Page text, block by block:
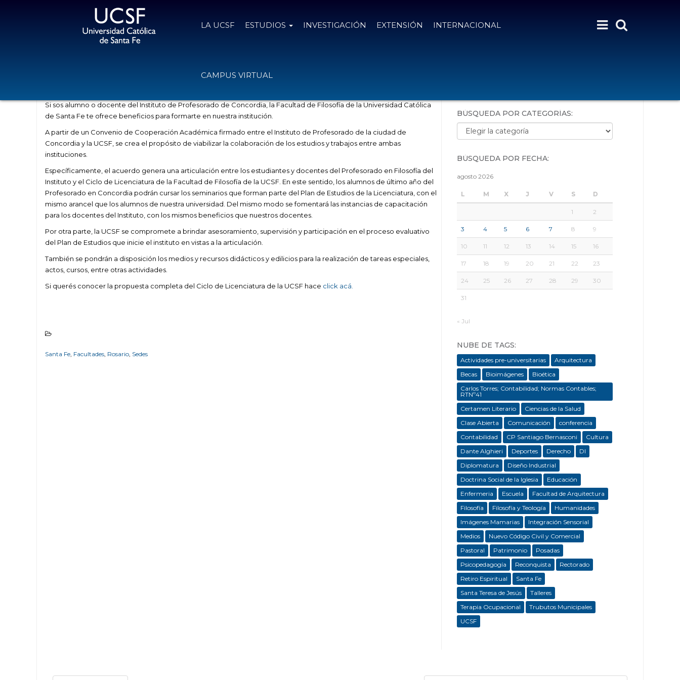
LA UCSF ESTUDIOS INVESTIGACIÓN EXTENSIÓN INTERNACIONAL
CAMPUS VIRTUAL
Si sos alumno o docente del Instituto de Profesorado de Concordia, la Facultad de Filosofía de la Universidad Católica
de Santa Fe te ofrece beneficios para formarte en nuestra institución.
A partir de un Convenio de Cooperación Académica firmado entre el Instituto de Profesorado de la ciudad de
Concordia y la UCSF, se crea el propósito de viabilizar la colaboración de los estudios y trabajos entre ambas
instituciones.
Específicamente, el acuerdo genera una articulación entre los estudiantes y docentes del Profesorado en Filosofía del
Instituto y el Ciclo de Licenciatura de la Facultad de Filosofía de la UCSF. En este sentido, los alumnos de último año del
Profesorado en Concordia podrán cursar los seminarios que forman parte del Plan de Estudios de la Licenciatura, con el
mismo arancel que los alumnos de nuestra universidad. Del mismo modo se fomentará las instancias de capacitación
para los docentes del Instituto, con los mismos beneficios que nuestros docentes.
Por otra parte, la UCSF se compromete a brindar asesoramiento, supervisión y participación en el proceso evaluativo
del Plan de Estudios que inicie el instituto en vistas a la articulación.
También se pondrán a disposición los medios y recursos didácticos y edilicios para la realización de tareas especiales,
actos, cursos, entre otras actividades.
Si querés conocer la propuesta completa del Ciclo de Licenciatura de la UCSF hace click acá.
Santa Fe, Facultades, Rosario, Sedes
BÚSQUEDA POR CATEGORÍAS:
Búsqueda por categorías:
BÚSQUEDA POR FECHA:
agosto 2026
L M X J V S D
1 2
3 4 5 6 7 8 9
10 11 12 13 14 15 16
17 18 19 20 21 22 23
24 25 26 27 28 29 30
31
« Jul
NUBE DE TAGS:
Actividades pre-universitarias
Arquitectura
Becas
Bioimágenes
Bioética
Carlos Torres; Contabilidad; Normas Contables;
RTNº41
Certamen Literario
Ciencias de la Salud
Clase Abierta
Comunicación
conferencia
Contabilidad
CP Santiago Bernasconi
Cultura
Dante Alghieri
Deportes Derecho
DI
Diplomatura
Diseño Industrial
Doctrina Social de la Iglesia
Educación
Enfermeria
Escuela
Facultad de Arquitectura
Filosofía
Filosofía y Teología
Humanidades
Imágenes Mamarias
Integración Sensorial
Medios
Nuevo Código Civil y Comercial
Pastoral
Patrimonio
Posadas
Psicopedagogía
Reconquista
Rectorado
Retiro Espiritual
Santa Fe
Santa Teresa de Jesús
Talleres
Terapia Ocupacional
Trubutos Municipales
UCSF